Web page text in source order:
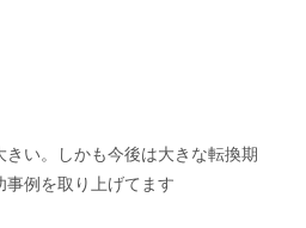
い。しかも今後は大きな転換期
事例を取り上げてます